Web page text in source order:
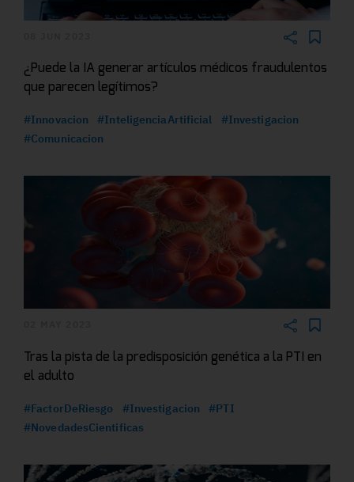
¿Puede la IA generar artículos médicos fraudulentos
que parecen legítimos?
#Innovacion #InteligenciaArtificial
#Investigacion
#Comunicacion
Tras la pista de la predisposición genética a la PTI en
el adulto
#FactorDeRiesgo #Investigacion
#PTI
#NovedadesCientificas